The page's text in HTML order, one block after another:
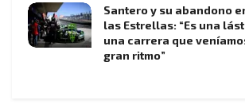
Santero y su abandono
las Estrellas: “Es una
una carrera que
gran ritmo”